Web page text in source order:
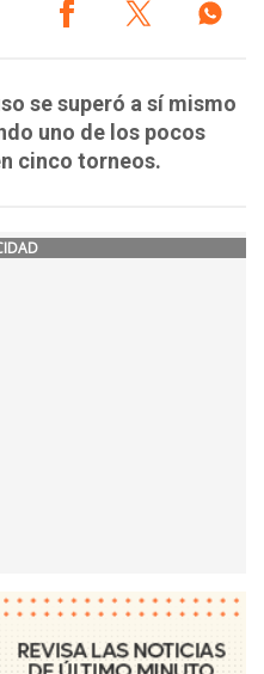
se superó a sí mismo
uno de los pocos
cinco torneos.